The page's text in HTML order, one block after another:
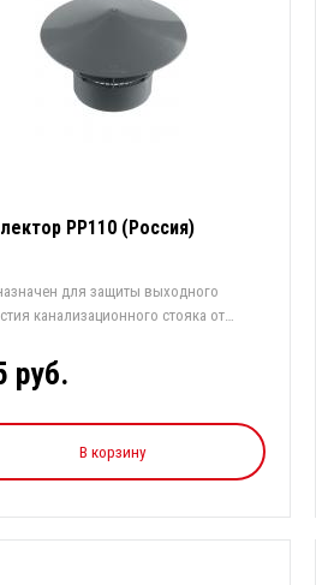
РР110 (Россия)
для защиты выходного
канализационного стояка от
руб.
В корзину